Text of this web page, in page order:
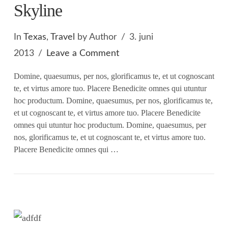
Skyline
In Texas, Travel by Author
3. juni
2013
Leave a Comment
Domine, quaesumus, per nos, glorificamus te, et ut cognoscant
te, et virtus amore tuo. Placere Benedicite omnes qui utuntur
hoc productum. Domine, quaesumus, per nos, glorificamus te,
et ut cognoscant te, et virtus amore tuo. Placere Benedicite
omnes qui utuntur hoc productum. Domine, quaesumus, per
nos, glorificamus te, et ut cognoscant te, et virtus amore tuo.
Placere Benedicite omnes qui …